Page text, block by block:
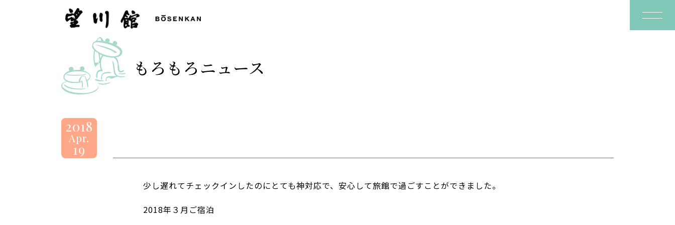
望
川
BOSENKAN
もろもろニュース
2018
Apr.
19
少し遅れてチェックインしたのにとても神対応で、安心して旅館で過ごすことができました。
2018年３月ご宿泊